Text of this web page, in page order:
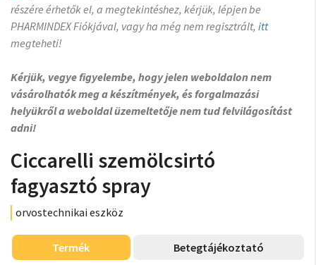
részére érhetők el, a megtekintéshez, kérjük, lépjen be
PHARMINDEX Fiókjával, vagy ha még nem regisztrált, itt
megteheti!
Kérjük, vegye figyelembe, hogy jelen weboldalon nem
vásárolhatók meg a készítmények, és forgalmazási
helyükről a weboldal üzemeltetője nem tud felvilágosítást
adni!
Ciccarelli szemölcsirtó
fagyasztó spray
orvostechnikai eszköz
Termék Betegtájékoztató